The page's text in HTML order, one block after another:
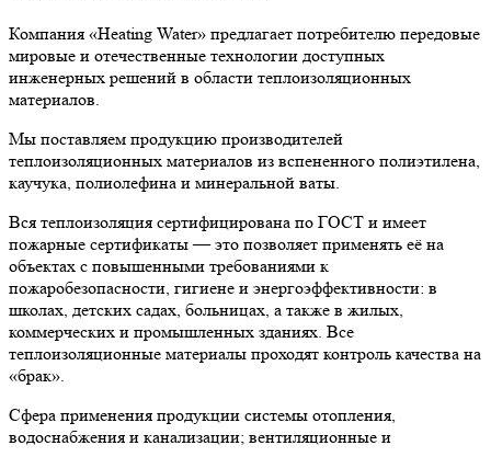
Компания «Heating Water» предлагает потребителю передовые
мировые и отечественные технологии доступных
инженерных решений в области теплоизоляционных
материалов.
Мы поставляем продукцию производителей
теплоизоляционных материалов из вспененного полиэтилена,
каучука, полиолефина и минеральной ваты.
Вся теплоизоляция сертифицирована по ГОСТ и имеет
пожарные сертификаты — это позволяет применять её на
объектах с повышенными требованиями к
пожаробезопасности, гигиене и энергоэффективности: в
школах, детских садах, больницах, а также в жилых,
коммерческих и промышленных зданиях. Все
теплоизоляционные материалы проходят контроль качества на
«брак».
Сфера применения продукции системы отопления,
водоснабжения и канализации; вентиляционные и